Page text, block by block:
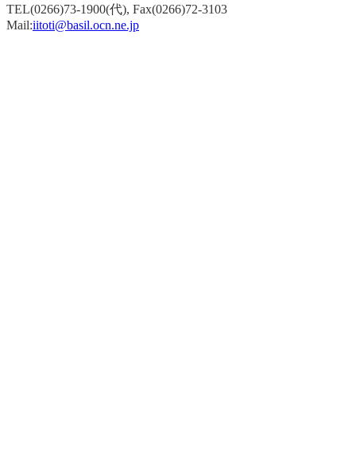
TEL(0266)73-1900(代), Fax(0266)72-3103
Mail:iitoti@basil.ocn.ne.jp